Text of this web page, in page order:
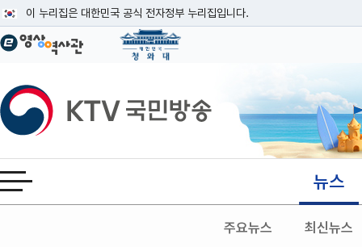
이 누리집은 대한민국 공식 전자정부 누리집입니다.
공식 누리집 주소 확인하기
이밖에 or.kr 또는 .kr등 다른 도메인 주소를 사용하고 있다면 아래 URL에서
운영중인 공식 누리집보기
KTV국민방송
전체메뉴 열기 뉴스
주요뉴스 최신뉴스
본문